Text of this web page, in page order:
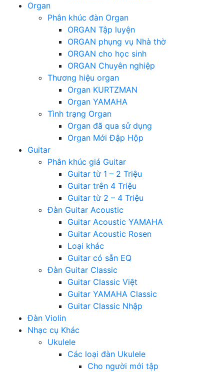
Organ
Phân khúc đàn Organ
ORGAN Tập luyện
ORGAN phụng vụ Nhà thờ
ORGAN cho học sinh
ORGAN Chuyên nghiệp
Thương hiệu organ
Organ KURTZMAN
Organ YAMAHA
Tình trạng Organ
Organ đã qua sử dụng
Organ Mới Đập Hộp
Guitar
Phân khúc giá Guitar
Guitar từ 1 – 2 Triệu
Guitar trên 4 Triệu
Guitar từ 2 – 4 Triệu
Đàn Guitar Acoustic
Guitar Acoustic YAMAHA
Guitar Acoustic Rosen
Loại khác
Guitar có sẵn EQ
Đàn Guitar Classic
Guitar Classic Việt
Guitar YAMAHA Classic
Guitar Classic Nhập
Đàn Violin
Nhạc cụ Khác
Ukulele
Các loại đàn Ukulele
Cho người mới tập